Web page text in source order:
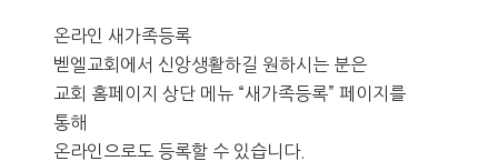
온라인 새가족등록
벧엘교회에서 신앙생활하길 원하시는 분은
교회 홈페이지 상단 메뉴 “새가족등록” 페이지를
통해
온라인으로도 등록할 수 있습니다.